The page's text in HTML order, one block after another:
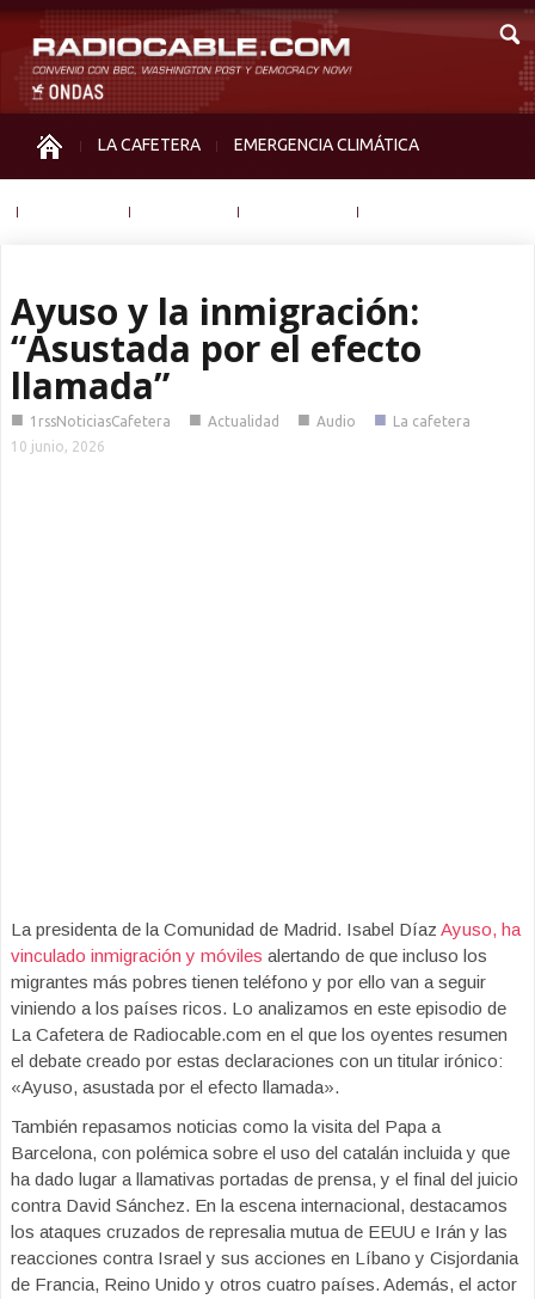
LA CAFETERA EMERGENCIA CLIMÁTICA
Ayuso y la inmigración:
“Asustada por el efecto
llamada”
■ 1rssNoticiasCafetera ■ Actualidad ■ Audio ■ La cafetera
10 junio, 2026
La presidenta de la Comunidad de Madrid. Isabel Díaz Ayuso, ha
vinculado inmigración y móviles alertando de que incluso los
migrantes más pobres tienen teléfono y por ello van a seguir
viniendo a los países ricos. Lo analizamos en este episodio de
La Cafetera de Radiocable.com en el que los oyentes resumen
el debate creado por estas declaraciones con un titular irónico:
«Ayuso, asustada por el efecto llamada».
También repasamos noticias como la visita del Papa a
Barcelona, con polémica sobre el uso del catalán incluida y que
ha dado lugar a llamativas portadas de prensa, y el final del juicio
contra David Sánchez. En la escena internacional, destacamos
los ataques cruzados de represalia mutua de EEUU e Irán y las
reacciones contra Israel y sus acciones en Líbano y Cisjordania
de Francia, Reino Unido y otros cuatro países. Además, el actor